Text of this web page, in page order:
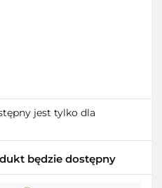
jest tylko dla
będzie dostępny